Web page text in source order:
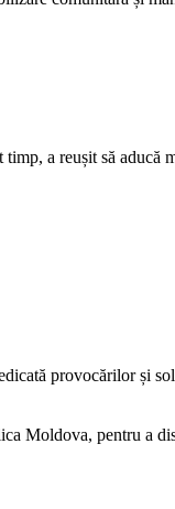
a reușit să aducă
provocărilor și
pentru a